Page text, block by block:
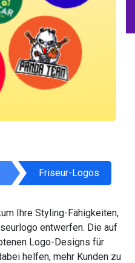
Friseur-Logos
Ihre Styling-Fähigkeiten,
entwerfen. Die auf
Logo-Designs für
helfen, mehr Kunden zu